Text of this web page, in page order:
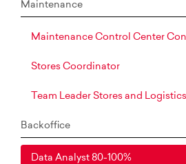
Maintenance
Maintenance Control Center
Stores Coordinator
Team Leader Stores and Logistics
Backoffice
Data Analyst 80-100%